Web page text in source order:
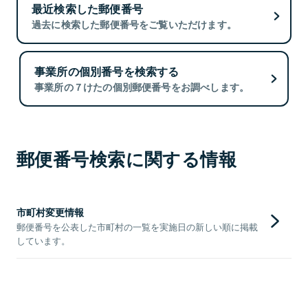
最近検索した郵便番号
過去に検索した郵便番号をご覧いただけます。
事業所の個別番号を検索する
事業所の７けたの個別郵便番号をお調べします。
郵便番号検索に関する情報
市町村変更情報
郵便番号を公表した市町村の一覧を実施日の新しい順に掲載
しています。